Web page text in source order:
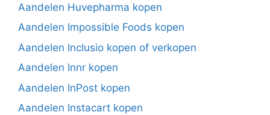
Aandelen Huvepharma kopen
Aandelen Impossible Foods kopen
Aandelen Inclusio kopen of verkopen
Aandelen Innr kopen
Aandelen InPost kopen
Aandelen Instacart kopen